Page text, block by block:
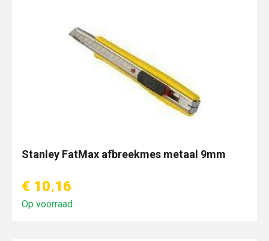
Stanley FatMax afbreekmes metaal 9mm
€ 10,16
Op voorraad